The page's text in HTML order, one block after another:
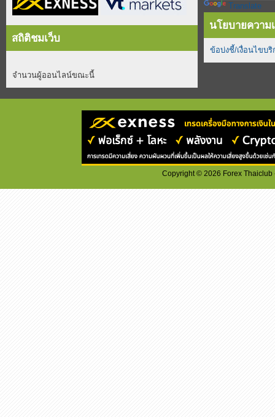
สถิติชมเว็บ
จำนวนผู้ออนไลน์ขณะนี้
Translate
นโยบายความ
ข้อบ่งชี้/เงื่อนไขบริ
Copyright ©2026 Forex Thaiclub